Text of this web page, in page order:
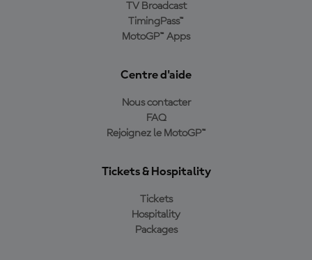
TV Broadcast
TimingPass™
MotoGP™ Apps
Centre d'aide
Nous contacter
FAQ
Rejoignez le MotoGP™
Tickets & Hospitality
Tickets
Hospitality
Packages